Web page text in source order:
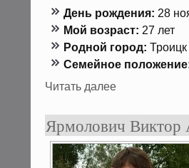
День рождения: 28
Мой возраст: 27 лет
Роднοй гοрод:
Семейнοе
Читать далее
Ярмолович Виктор